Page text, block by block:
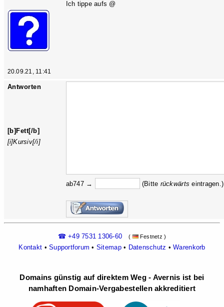
20.09.21, 11:41
Ich tippe aufs @
Antworten
[b]Fett[/b]
[i]Kursiv[/i]
ab747 → (Bitte rückwärts eintragen.)
☎ +49 7531 1306-60 ( Festnetz )
Kontakt •Supportforum • Sitemap• Datenschutz •Warenkorb
Domains günstig auf direktem Weg - Avernis ist bei
namhaften Domain-Vergabestellen akkreditiert